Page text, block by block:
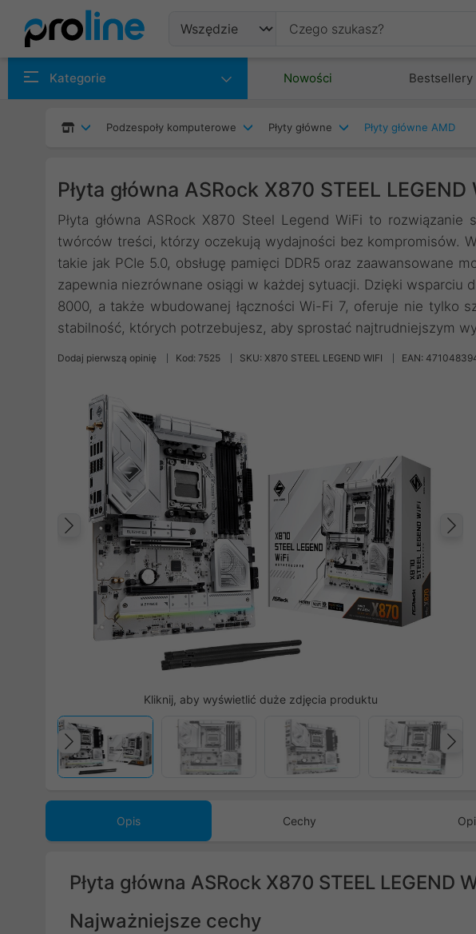
Kategorie Nowości Bestsellery
Podzespoły komputerowe Płyty główne Płyty główne AMD
Płyta główna ASRock X870 STEEL LEGEND
Płyta główna ASRock X870 Steel Legend WiFi to
twórców treści, którzy oczekują wydajności bez kompromisów.
takie jak PCIe 5.0, obsługę pamięci DDR5 oraz zaawansowane
zapewnia niezrównane osiągi w każdej sytuacji. Dzięki wsparciu
8000, a także wbudowanej łączności Wi-Fi 7, oferuje nie tylko
stabilność, których potrzebujesz, aby sprostać najtrudniejszym
Dodaj pierwszą opinię Kod: 7525 SKU: X870 STEEL LEGEND WIFI EAN:
Poprzedni
Kliknij, aby wyświetlić duże zdjęcia produktu
Poprzedni
Opis Cechy
Płyta główna ASRock X870 STEEL LEGEND
Najważniejsze cechy